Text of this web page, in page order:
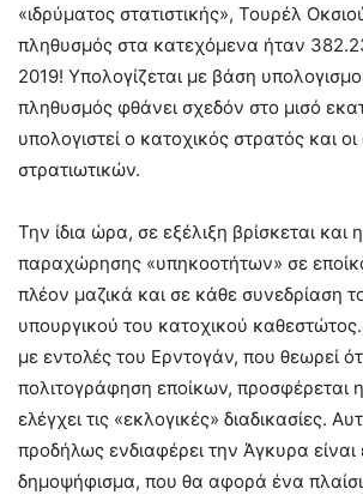
«ιδρύματος στατιστικής», Τουρέλ
πληθυσμός στα κατεχόμενα ήταν
2019! Υπολογίζεται με βάση
πληθυσμός φθάνει σχεδόν στο μισό
υπολογιστεί ο κατοχικός στρατός και
στρατιωτικών.
Την ίδια ώρα, σε εξέλιξη βρίσκεται και
παραχώρησης «υπηκοοτήτων» σε
πλέον μαζικά και σε κάθε συνεδρίαση
υπουργικού του κατοχικού καθεστώτος.
με εντολές του Ερντογάν, που θεωρεί
πολιτογράφηση εποίκων, προσφέρεται
ελέγχει τις «εκλογικές» διαδικασίες.
προδήλως ενδιαφέρει την Άγκυρα είναι
δημοψήφισμα, που θα αφορά ένα